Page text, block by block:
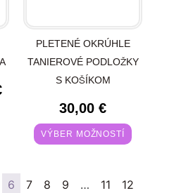
PLETENÉ OKRÚHLE
TANIEROVÉ PODLOŽKY
S KOŠÍKOM
30,00€
VÝBER MOŽNOSTÍ
6 7 8 9 … 11
12